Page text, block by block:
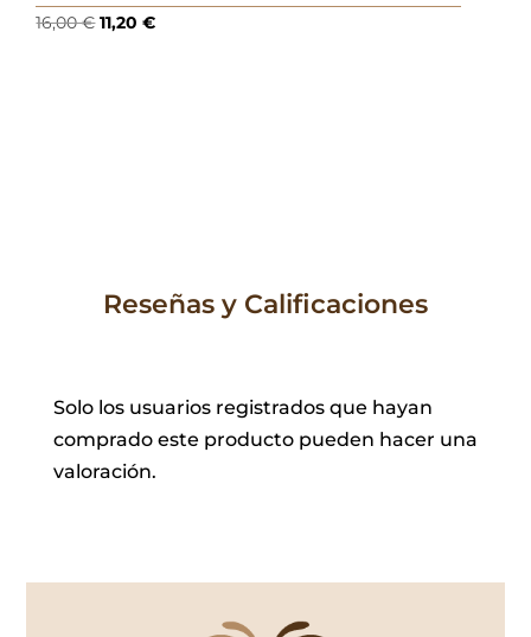
16,00€El
11,20€El
Reseñas y Calificaciones
Solo los usuarios registrados que hayan
comprado este producto pueden hacer una
valoración.